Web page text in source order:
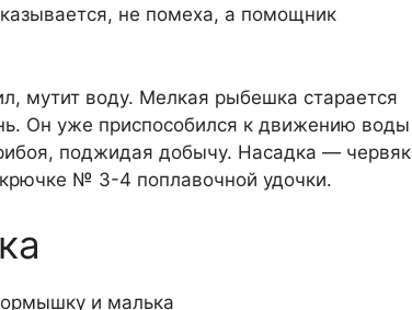
не помеха, а помощник
мутит воду. Мелкая рыбешка старается
Он уже приспособился к движению воды
поджидая добычу. Насадка — червяк
№ 3-4 поплавочной удочки.